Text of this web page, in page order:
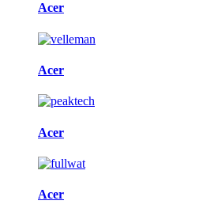
Acer
Acer
Acer
Acer